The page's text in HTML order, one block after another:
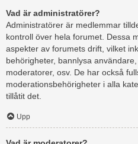
Vad är administratörer?
Administratörer är medlemmar
kontroll över hela forumet. Dessa
aspekter av forumets drift, vilket
behörigheter, bannlysa
moderatorer, osv. De har också
moderationsbehörigheter i alla
tillåtit det.
Upp